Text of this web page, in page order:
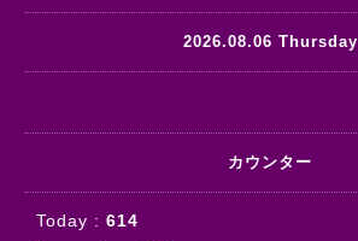
2026.08.06 Thursday
カウンター
Today : 614